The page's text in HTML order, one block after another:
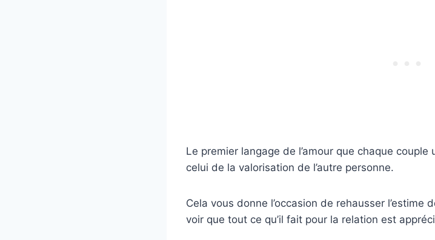
Le premier langage de l’amour que chaque
celui de la valorisation de l’autre personne.
Cela vous donne l’occasion de rehausser l’estime
voir que tout ce qu’il fait pour la relation est